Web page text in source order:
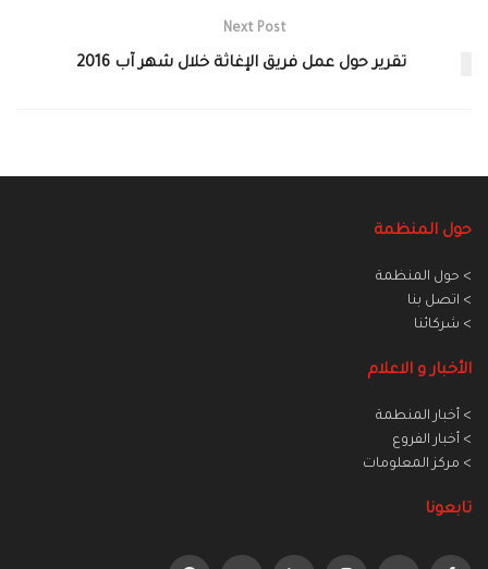
Next Post
تقرير حول عمل فريق الإغاثة خلال شهر آب 2016
حول المنظمة
> حول المنظمة
> اتصل بنا
> شركائنا
الأخبار و الاعلام
> أخبار المنطمة
> أخبار الفروع
> مركز المعلومات
تابعونا